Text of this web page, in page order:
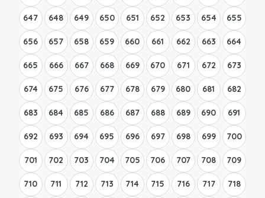
647 648 649 650 651 652 653 654 655
656 657 658 659 660 661 662 663 664
665 666 667 668 669 670 671 672 673
674 675 676 677 678 679 680 681 682
683 684 685 686 687 688 689 690 691
692 693 694 695 696 697 698 699 700
701 702 703 704 705 706 707 708 709
710 711 712 713 714 715 716 717 718